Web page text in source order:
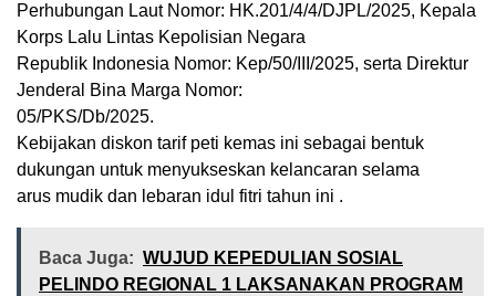
Perhubungan Laut Nomor: HK.201/4/4/DJPL/2025, Kepala
Korps Lalu Lintas Kepolisian Negara
Republik Indonesia Nomor: Kep/50/III/2025, serta Direktur
Jenderal Bina Marga Nomor:
05/PKS/Db/2025.
Kebijakan diskon tarif peti kemas ini sebagai bentuk
dukungan untuk menyukseskan kelancaran selama
arus mudik dan lebaran idul fitri tahun ini .
Baca Juga: WUJUD KEPEDULIAN SOSIAL
PELINDO REGIONAL 1 LAKSANAKAN PROGRAM